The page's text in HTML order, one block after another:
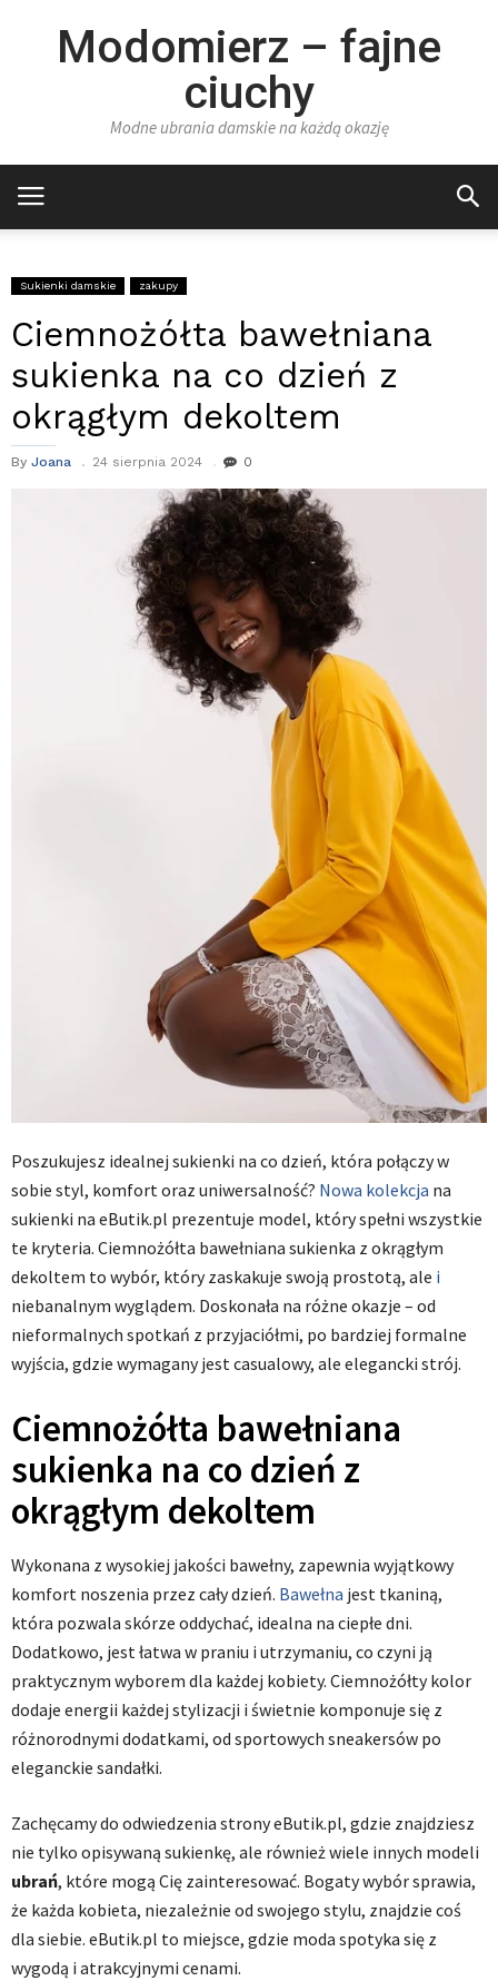
Modomierz – fajne
ciuchy
Modne ubrania damskie na każdą okazję
Sukienki damskie zakupy
Ciemnożółta bawełniana
sukienka na co dzień z
okrągłym dekoltem
By Joana 24 sierpnia 2024 0
Poszukujesz idealnej sukienki na co dzień, która połączy w
sobie styl, komfort oraz uniwersalność? Nowa kolekcja na
sukienki na eButik.pl prezentuje model, który spełni wszystkie
te kryteria. Ciemnożółta bawełniana sukienka z okrągłym
dekoltem to wybór, który zaskakuje swoją prostotą, ale i
niebanalnym wyglądem. Doskonała na różne okazje – od
nieformalnych spotkań z przyjaciółmi, po bardziej formalne
wyjścia, gdzie wymagany jest casualowy, ale elegancki strój.
Ciemnożółta bawełniana
sukienka na co dzień z
okrągłym dekoltem
Wykonana z wysokiej jakości bawełny, zapewnia wyjątkowy
komfort noszenia przez cały dzień. Bawełna jest tkaniną,
która pozwala skórze oddychać, idealna na ciepłe dni.
Dodatkowo, jest łatwa w praniu i utrzymaniu, co czyni ją
praktycznym wyborem dla każdej kobiety. Ciemnożółty kolor
dodaje energii każdej stylizacji i świetnie komponuje się z
różnorodnymi dodatkami, od sportowych sneakersów po
eleganckie sandałki.
Zachęcamy do odwiedzenia strony eButik.pl, gdzie znajdziesz
nie tylko opisywaną sukienkę, ale również wiele innych modeli
ubrań, które mogą Cię zainteresować. Bogaty wybór sprawia,
że każda kobieta, niezależnie od swojego stylu, znajdzie coś
dla siebie. eButik.pl to miejsce, gdzie moda spotyka się z
wygodą i atrakcyjnymi cenami.